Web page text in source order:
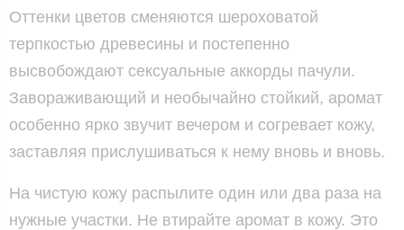
Оттенки цветов сменяются шероховатой
терпкостью древесины и постепенно
высвобождают сексуальные аккорды пачули.
Завораживающий и необычайно стойкий, аромат
особенно ярко звучит вечером и согревает кожу,
заставляя прислушиваться к нему вновь и вновь.
На чистую кожу распылите один или два раза на
нужные участки. Не втирайте аромат в кожу. Это